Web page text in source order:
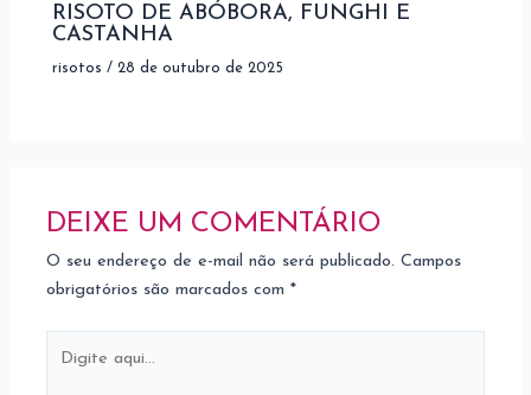
RISOTO DE ABÓBORA, FUNGHI E
CASTANHA
risotos /28 de outubro de 2025
DEIXE UM COMENTÁRIO
O seu endereço de e-mail não será publicado. Campos
obrigatórios são marcados com*
aqui...